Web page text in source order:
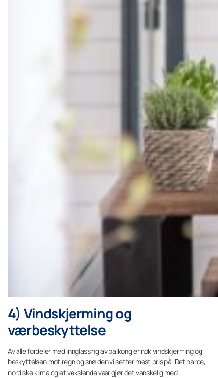
4) Vindskjerming og
værbeskyttelse
Av alle fordeler med innglassing av balkong er nok vindskjerming og
beskyttelsen mot regn og snø den vi setter mest pris på. Det harde,
nordiske klima og et vekslende vær gjør det vanskelig med